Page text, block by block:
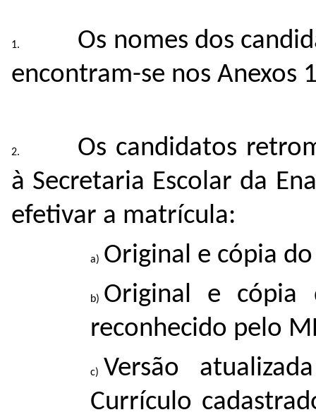
Os nomes dos
encontram-se nos Anexos
Os candidatos
à Secretaria Escolar da
efetivar a matrícula:
Original e cópia
Original e cópia
reconhecido pelo
Versão
Currículo